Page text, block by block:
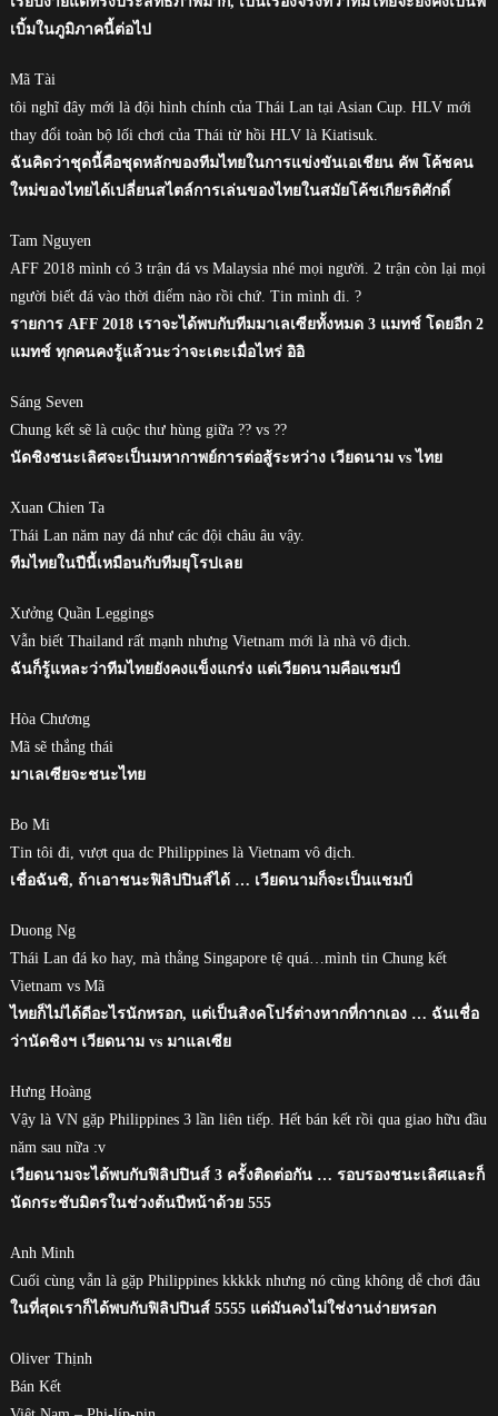
เบิ้มในภูมิภาคนี้ต่อไป
Mã Tài
tôi nghĩ đây mới là đội hình chính của Thái Lan tại Asian Cup. HLV mới
thay đổi toàn bộ lối chơi của Thái từ hồi HLV là Kiatisuk.
ฉันคิดว่าชุดนี้คือชุดหลักของทีมไทยในการแข่งขันเอเชียน คัพ โค้ชคน
ใหม่ของไทยได้เปลี่ยนสไตล์การเล่นของไทยในสมัยโค้ชเกียรติศักดิ์
Tam Nguyen
AFF 2018 mình có 3 trận đá vs Malaysia nhé mọi người. 2 trận còn lại mọi
người biết đá vào thời điểm nào rồi chứ. Tin mình đi. ?
รายการ AFF 2018 เราจะได้พบกับทีมมาเลเซียทั้งหมด 3 แมทช์ โดยอีก 2
แมทช์ ทุกคนคงรู้แล้วนะว่าจะเตะเมื่อไหร่ อิอิ
Sáng Seven
Chung kết sẽ là cuộc thư hùng giữa ?? vs ??
นัดชิงชนะเลิศจะเป็นมหากาพย์การต่อสู้ระหว่าง เวียดนาม vs ไทย
Xuan Chien Ta
Thái Lan năm nay đá như các đội châu âu vậy.
ทีมไทยในปีนี้เหมือนกับทีมยุโรปเลย
Xưởng Quần Leggings
Vẫn biết Thailand rất mạnh nhưng Vietnam mới là nhà vô địch.
ฉันก็รู้แหละว่าทีมไทยยังคงแข็งแกร่ง แต่เวียดนามคือแชมป์
Hòa Chương
Mã sẽ thắng thái
มาเลเซียจะชนะไทย
Bo Mi
Tin tôi đi, vượt qua dc Philippines là Vietnam vô địch.
เชื่อฉันซิ, ถ้าเอาชนะฟิลิปปินส์ได้ … เวียดนามก็จะเป็นแชมป์
Duong Ng
Thái Lan đá ko hay, mà thằng Singapore tệ quá…mình tin Chung kết
Vietnam vs Mã
ไทยก็ไม่ได้ดีอะไรนักหรอก, แต่เป็นสิงคโปร์ต่างหากที่กากเอง … ฉันเชื่อ
ว่านัดชิงฯ เวียดนาม vs มาแลเซีย
Hưng Hoàng
Vậy là VN gặp Philippines 3 lần liên tiếp. Hết bán kết rồi qua giao hữu đầu
năm sau nữa :v
เวียดนามจะได้พบกับฟิลิปปินส์ 3 ครั้งติดต่อกัน … รอบรองชนะเลิศและก็
นัดกระชับมิตรในช่วงต้นปีหน้าด้วย 555
Anh Minh
Cuối cùng vẫn là gặp Philippines kkkkk nhưng nó cũng không dễ chơi đâu
ในที่สุดเราก็ได้พบกับฟิลิปปินส์ 5555 แต่มันคงไม่ใช่งานง่ายหรอก
Oliver Thịnh
Bán Kết